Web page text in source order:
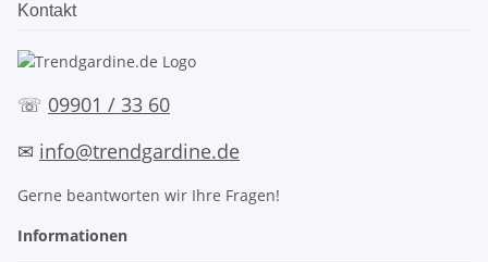
Kontakt
☏ 09901 / 33 60
✉ info@trendgardine.de
Gerne beantworten wir Ihre Fragen!
Informationen